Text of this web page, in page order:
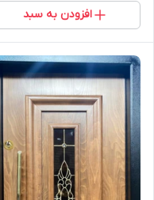
افزودن به سبد